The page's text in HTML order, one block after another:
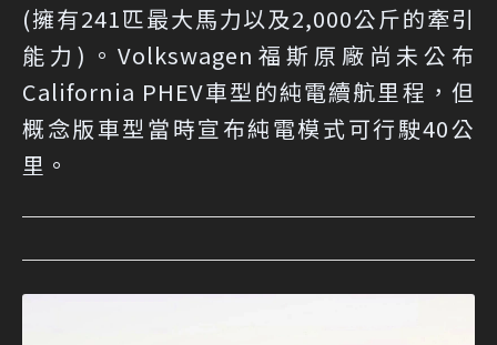
(擁有241匹最大馬力以及2,000公斤的牽引
能力)。Volkswagen福斯原廠尚未公布
California PHEV車型的純電續航里程，但
概念版車型當時宣布純電模式可行駛40公
里。